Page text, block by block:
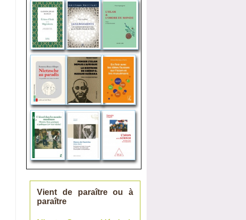
Vient de paraître ou à
paraître